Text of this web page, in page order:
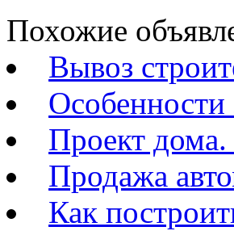
Похожие
Вывоз
Особенности
Проект дома.
Продажа
Как